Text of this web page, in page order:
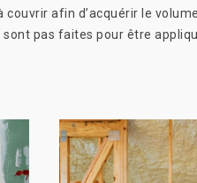
afin d’acquérir le
pas faites pour être